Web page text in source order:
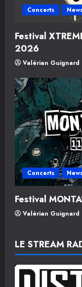
Concerts
Festival
2026
Valérian Guignard
Concerts
Festival
Valérian Guignard
LE STREAM